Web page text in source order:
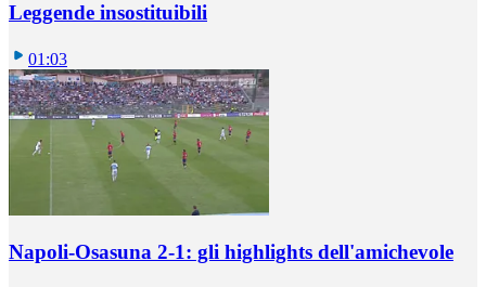
Leggende insostituibili
01:03
Napoli-Osasuna 2-1: gli highlights dell'amichevole